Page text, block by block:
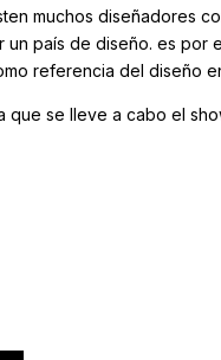
muchos diseñadores
un país de diseño. es
referencia del diseño
que se lleve a cabo el